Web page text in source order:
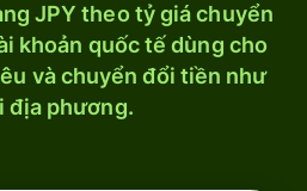
JPY theo tỷ giá chuyển
khoản quốc tế dùng cho
và chuyển đổi tiền như
địa phương.